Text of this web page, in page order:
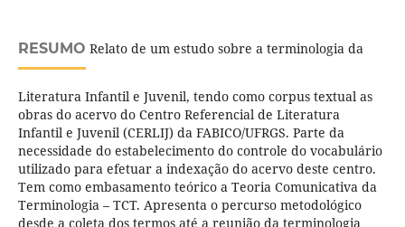
RESUMO Relato de um estudo sobre a terminologia da
Literatura Infantil e Juvenil, tendo como corpus textual as
obras do acervo do Centro Referencial de Literatura
Infantil e Juvenil (CERLIJ) da FABICO/UFRGS. Parte da
necessidade do estabelecimento do controle do vocabulário
utilizado para efetuar a indexação do acervo deste centro.
Tem como embasamento teórico a Teoria Comunicativa da
Terminologia – TCT. Apresenta o percurso metodológico
desde a coleta dos termos até a reunião da terminologia